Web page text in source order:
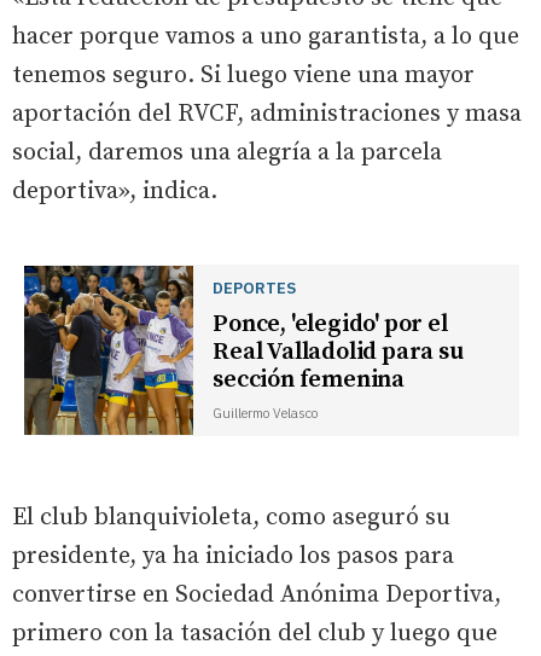
hacer porque vamos a uno garantista, a lo que
tenemos seguro. Si luego viene una mayor
aportación del RVCF, administraciones y masa
social, daremos una alegría a la parcela
deportiva», indica.
DEPORTES
Ponce, 'elegido' por el
Real Valladolid para su
sección femenina
Guillermo Velasco
El club blanquivioleta, como aseguró su
presidente, ya ha iniciado los pasos para
convertirse en Sociedad Anónima Deportiva,
primero con la tasación del club y luego que